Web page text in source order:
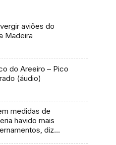
aviões do
Madeira
do Areeiro – Pico
(áudio)
medidas de
havido mais
diz